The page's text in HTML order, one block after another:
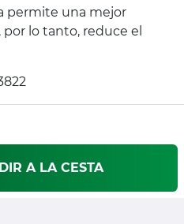
permite una mejor
por lo tanto, reduce el
A LA CESTA